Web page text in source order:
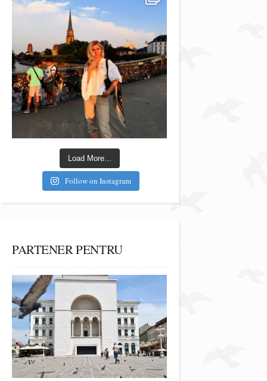
Load More...
Follow on Instagram
PARTENER PENTRU